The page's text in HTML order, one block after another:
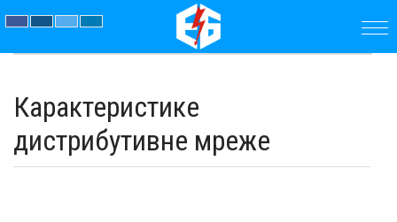
ПРЕДУЗЕЋЕ
ПАРАМЕТРИ
Карактеристике
дистрибутивне мреже